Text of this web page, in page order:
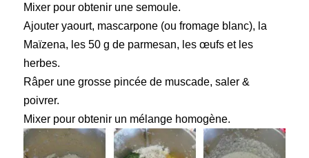
Mixer pour obtenir une semoule.
Ajouter yaourt, mascarpone (ou fromage blanc), la
Maïzena, les 50 g de parmesan, les œufs et les
herbes.
Râper une grosse pincée de muscade, saler &
poivrer.
Mixer pour obtenir un mélange homogène.